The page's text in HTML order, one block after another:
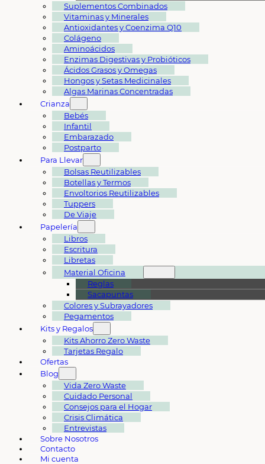
Suplementos Combinados
Vitaminas y Minerales
Antioxidantes y Coenzima Q10
Colágeno
Aminoácidos
Enzimas Digestivas y Probióticos
Ácidos Grasos y Omegas
Hongos y Setas Medicinales
Algas Marinas Concentradas
Crianza
Bebés
Infantil
Embarazado
Postparto
Para Llevar
Bolsas Reutilizables
Botellas y Termos
Envoltorios Reutilizables
Tuppers
De Viaje
Papelería
Libros
Escritura
Libretas
Material Oficina
Reglas
Sacapuntas
Colores y Subrayadores
Pegamentos
Kits y Regalos
Kits Ahorro Zero Waste
Tarjetas Regalo
Ofertas
Blog
Vida Zero Waste
Cuidado Personal
Consejos para el Hogar
Crisis Climática
Entrevistas
Sobre Nosotros
Contacto
Mi cuenta